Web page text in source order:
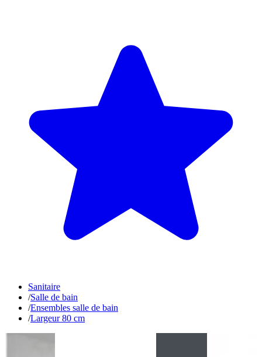
Sanitaire
/Salle de bain
/Ensembles salle de bain
/Largeur 80 cm